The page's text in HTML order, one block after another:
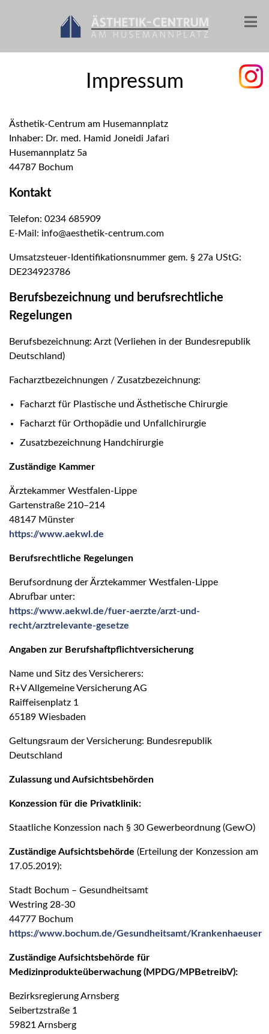
Impressum
Ästhetik-Centrum am Husemannplatz
Inhaber: Dr. med. Hamid Joneidi Jafari
Husemannplatz 5a
44787 Bochum
Kontakt
Telefon: 0234 685909
E-Mail: info@aesthetik-centrum.com
Umsatzsteuer-Identifikationsnummer gem. § 27a UStG:
DE234923786
Berufsbezeichnung und berufsrechtliche
Regelungen
Berufsbezeichnung: Arzt (Verliehen in der Bundesrepublik
Deutschland)
Facharztbezeichnungen / Zusatzbezeichnung:
Facharzt für Plastische und Ästhetische Chirurgie
Facharzt für Orthopädie und Unfallchirurgie
Zusatzbezeichnung Handchirurgie
Zuständige Kammer
Ärztekammer Westfalen-Lippe
Gartenstraße 210–214
48147 Münster
https://www.aekwl.de
Berufsrechtliche Regelungen
Berufsordnung der Ärztekammer Westfalen-Lippe
Abrufbar unter:
https://www.aekwl.de/fuer-aerzte/arzt-und-
recht/arztrelevante-gesetze
Angaben zur Berufshaftpflichtversicherung
Name und Sitz des Versicherers:
R+V Allgemeine Versicherung AG
Raiffeisenplatz 1
65189 Wiesbaden
Geltungsraum der Versicherung: Bundesrepublik
Deutschland
Zulassung und Aufsichtsbehörden
Konzession für die Privatklinik:
Staatliche Konzession nach § 30 Gewerbeordnung (GewO)
Zuständige Aufsichtsbehörde (Erteilung der Konzession am
17.05.2019):
Stadt Bochum – Gesundheitsamt
Westring 28-30
44777 Bochum
https://www.bochum.de/Gesundheitsamt/Krankenhaeuser
Zuständige Aufsichtsbehörde für
Medizinprodukteüberwachung (MPDG/MPBetreibV):
Bezirksregierung Arnsberg
Seibertzstraße 1
59821 Arnsberg